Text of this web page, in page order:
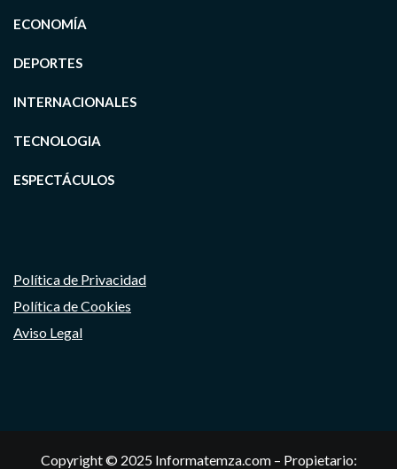
ECONOMÍA
DEPORTES
INTERNACIONALES
TECNOLOGIA
ESPECTÁCULOS
Política de Privacidad
Política de Cookies
Aviso Legal
Copyright © 2025 Informatemza.com – Propietario: